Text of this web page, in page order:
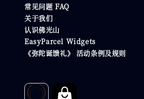
常见问题 FAQ
关于我们
认识佛光山
EasyParcel Widgets
《弥陀诞馈礼》 活动条例及规则